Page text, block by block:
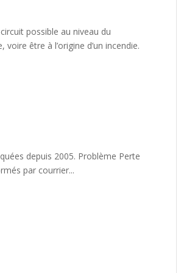
possible au niveau du
être à l’origine d’un incendie.
depuis 2005. Problème Perte
par courrier...